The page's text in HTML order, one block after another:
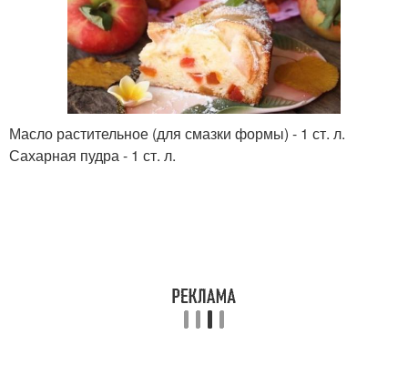
Масло растительное (для смазки формы) - 1 ст. л.
Сахарная пудра - 1 ст. л.